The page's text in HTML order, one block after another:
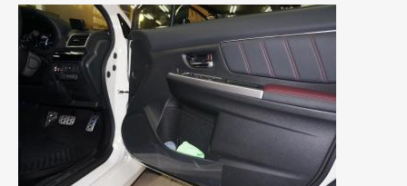
2022年8月(1)
2022年4月 (2)
2022年1月 (3)
2021年12月 (2)
2021年8月(2)